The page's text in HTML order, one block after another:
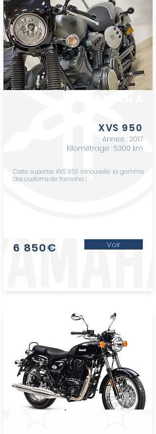
XVS 950
Année : 2017
Kilométrage : 5300 km
Cette superbe XVS 950 renouvelle la gamme
des customs de Yamaha !
6 850€ Voir